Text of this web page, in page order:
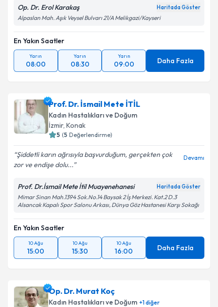
Op. Dr. Erol Karakaş Haritada Göster
Alpaslan Mah. Aşık Veysel Bulvarı 21/A Melikgazi/Kayseri
En Yakın Saatler
Yarın
08:00
Yarın
08:30
Yarın
09:00 Daha Fazla
Prof. Dr. İsmail Mete İTİL
Kadın Hastalıkları ve Doğum
İzmir, Konak
5 (5 Değerlendirme)
Şiddetli karın ağrısıyla başvurduğum, gerçekten çok
zor ve endişe dolu...
Devamı
Prof. Dr.İsmail Mete İtil Muayenehanesi Haritada Göster
Mimar Sinan Mah.1394 Sok.No.14 Baysak 2 İş Merkezi. Kat.2 D.3
Alsancak Kapalı Spor Salonu Arkası, Dünya Göz Hastanesi Karşı Sokağı
En Yakın Saatler
10 Ağu
15:00
10 Ağu
15:30
10 Ağu
16:00 Daha Fazla
Op. Dr. Murat Koç
Kadın Hastalıkları ve Doğum +1diğer